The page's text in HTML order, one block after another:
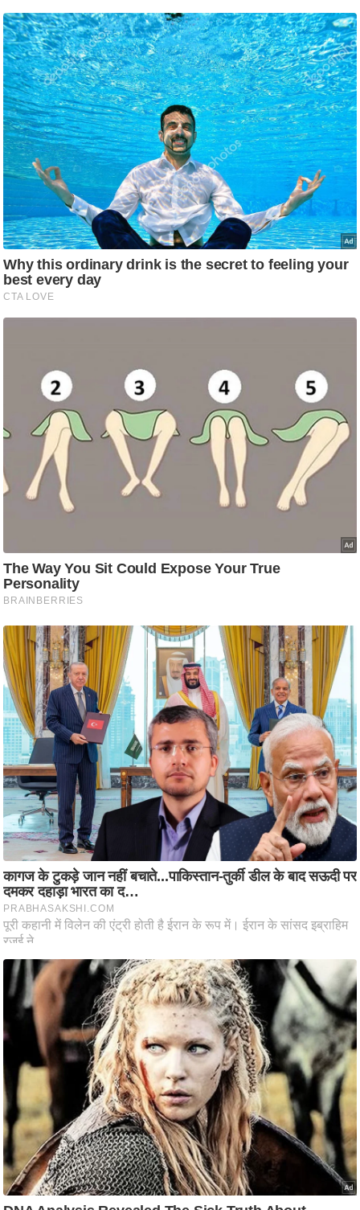
/
फै
श
न
घ
रे
लू
नु
प
र्य
ट
न
स्थ
ल
ले
शि
प
रा
नी
ति
वि
श्ले
ष
ण
स
म
सा
म
यि
क
मा
तृ
भू
मि
स्तं
भ
म
.
आ
र
.
आ
ई
.